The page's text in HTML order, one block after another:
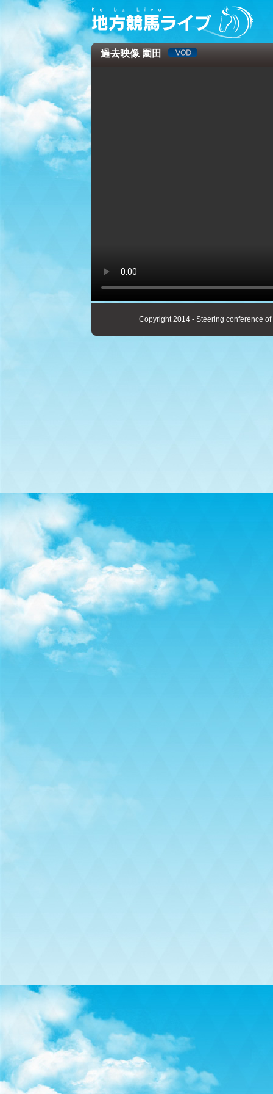
過去映像 園田
Copyright 2014 - Steering conference